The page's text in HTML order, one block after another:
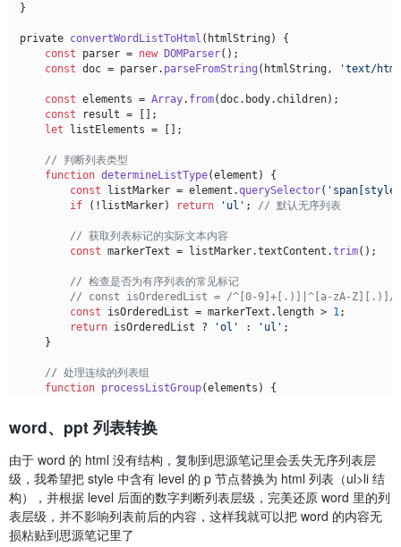
}
private convertWordListToHtml ( htmlString) {
const parser = new DOMParser();
const doc = parser. parseFromString (htmlString, 'text/
const elements = Array. from(doc. body. children);
const result = [];
let listElements = [];
// 判断列表类型
function determineListType(element ) {
const listMarker = element.querySelector(
if (!listMarker) return 'ul' ; // 默认无序列表
// 获取列表标记的实际文本内容
const markerText = listMarker.textContent .trim();
// 检查是否为有序列表的常见标记
// const isOrderedList = /^[0-9]+[.)]|^[a-zA-Z][.)]/
const isOrderedList = markerText. length > 1 ;
return isOrderedList ? 'ol' : 'ul' ;
    }
// 处理连续的列表组
function processListGroup(elements ) {
const fragment =
let previousLevel = 0;
let listStack = []; // 用于跟踪列表类型
        elements.
forEach p =>
{
const style = p. getAttribute ('style' ) || '';
const levelMatch = style.
word、ppt 列表转换
由于 word 的 html 没有结构，复制到思源笔记里会丢失无序列表层
级，我希望把 style 中含有 level 的 p 节点替换为 html 列表（ul>li 结
构），并根据 level 后面的数字判断列表层级，完美还原 word 里的列
表层级，并不影响列表前后的内容，这样我就可以把 word 的内容无
损粘贴到思源笔记里了